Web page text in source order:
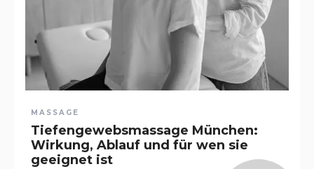
MASSAGE
Tiefengewebsmassage München:
Wirkung, Ablauf und für wen sie
geeignet ist